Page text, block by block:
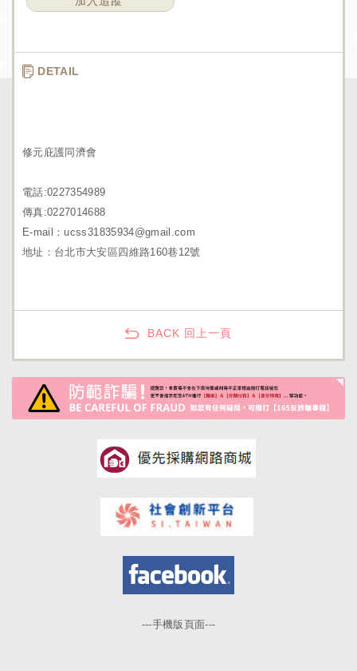
DETAIL
修元庇護同濟會
電話:0227354989
傳真:0227014688
E-mail：ucss31835934@gmail.com
地址：台北市大安區四維路160巷12號
BACK 回上一頁
---手機版頁面---